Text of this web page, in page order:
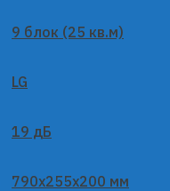
9 блок (25 кв.м)
LG
19 дБ
790x255x200 мм